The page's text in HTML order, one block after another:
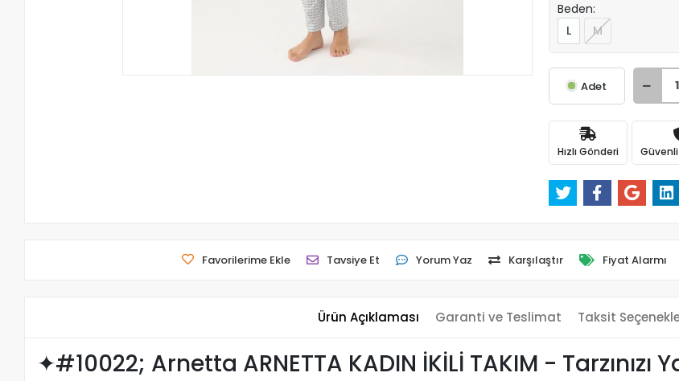
Beden:
L
M
Adet
Hızlı Gönderi Güvenli
Favorilerime Ekle Tavsiye Et Yorum Yaz Karşılaştır Fiyat Alarmı
Ürün Açıklaması Garanti ve Teslimat Taksit
✦#10022; Arnetta ARNETTA KADIN İKİLİ TAKIM - Tarzınızı